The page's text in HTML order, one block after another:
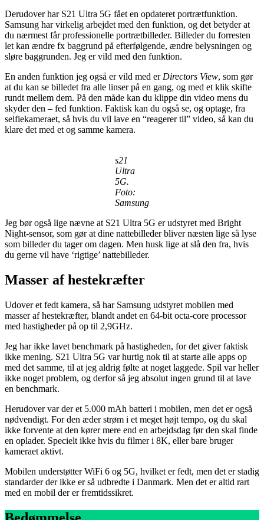
Derudover har S21 Ultra 5G fået en opdateret portrætfunktion.
Samsung har virkelig arbejdet med den funktion, og det betyder at
du nærmest får professionelle portrætbilleder. Billeder du forresten
let kan ændre fx baggrund på efterfølgende, ændre belysningen og
sløre baggrunden. Jeg er vild med den funktion.
En anden funktion jeg også er vild med erDirectors View, som gør
at du kan se billedet fra alle linser på en gang, og med et klik skifte
rundt mellem dem. På den måde kan du klippe din video mens du
skyder den – fed funktion. Faktisk kan du også se, og optage, fra
selfiekameraet, så hvis du vil lave en “reagerer til” video, så kan du
klare det med et og samme kamera.
s21
Ultra
5G.
Foto:
Samsung
Jeg bør også lige nævne at S21 Ultra 5G er udstyret med Bright
Night-sensor, som gør at dine nattebilleder bliver næsten lige så lyse
som billeder du tager om dagen. Men husk lige at slå den fra, hvis
du gerne vil have ‘rigtige’ nattebilleder.
Masser af hestekræfter
Udover et fedt kamera, så har Samsung udstyret mobilen med
masser af hestekræfter, blandt andet en 64-bit octa-core processor
med hastigheder på op til 2,9GHz.
Jeg har ikke lavet benchmark på hastigheden, for det giver faktisk
ikke mening. S21 Ultra 5G var hurtig nok til at starte alle apps op
med det samme, til at jeg aldrig følte at noget laggede. Spil var heller
ikke noget problem, og derfor så jeg absolut ingen grund til at lave
en benchmark.
Herudover var der et 5.000 mAh batteri i mobilen, men det er også
nødvendigt. For den æder strøm i et meget højt tempo, og du skal
ikke forvente at den kører mere end en arbejdsdag før den skal finde
en oplader. Specielt ikke hvis du filmer i 8K, eller bare bruger
kameraet aktivt.
Mobilen understøtter WiFi 6 og 5G, hvilket er fedt, men det er stadig
standarder der ikke er så udbredte i Danmark. Men det er altid rart
med en mobil der er fremtidssikret.